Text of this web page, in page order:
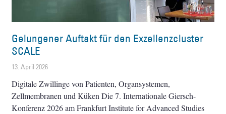
Gelungener Auftakt für den Exzellenzcluster
SCALE
13. April 2026
Digitale Zwillinge von Patienten, Organsystemen,
Zellmembranen und Küken Die 7. Internationale Giersch-
Konferenz 2026 am Frankfurt Institute for Advanced Studies